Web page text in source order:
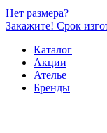
Нет размера?
Закажите! Срок
Каталог
Акции
Ателье
Бренды